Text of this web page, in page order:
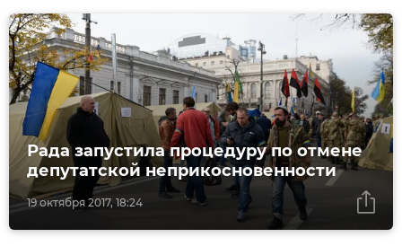
19 октября 2017, 18:24
Рада запустила процедуру по отмене
депутатской неприкосновенности